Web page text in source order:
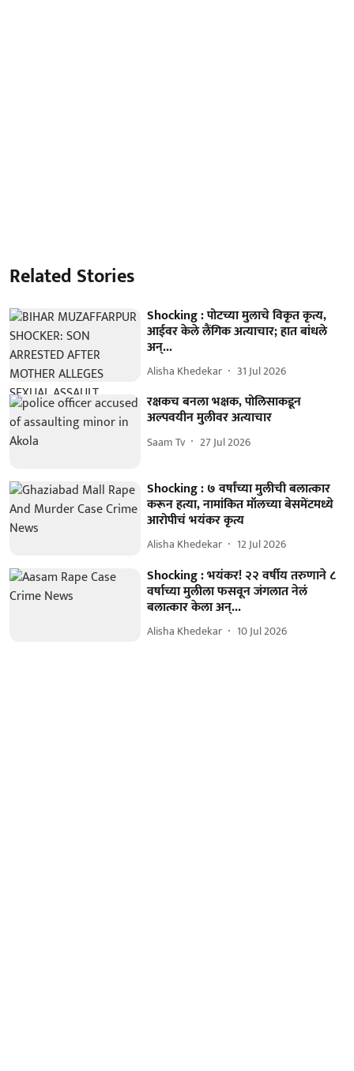
Related Stories
Shocking : पोटच्या मुलाचे विकृत कृत्य,
आईवर केले लैंगिक अत्याचार; हात बांधले
अन्...
Alisha Khedekar 31 Jul 2026
रक्षकच बनला भक्षक, पोलिसाकडून
अल्पवयीन मुलीवर अत्याचार
Saam Tv 27 Jul 2026
Shocking : ७ वर्षांच्या मुलीची बलात्कार
करून हत्या, नामांकित मॉलच्या बेसमेंटमध्ये
आरोपीचं भयंकर कृत्य
Alisha Khedekar 12 Jul 2026
Shocking : भयंकर! २२ वर्षीय तरुणाने ८
वर्षाच्या मुलीला फसवून जंगलात नेलं
बलात्कार केला अन्...
Alisha Khedekar 10 Jul 2026